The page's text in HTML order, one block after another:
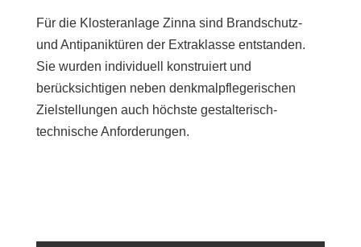
Für die Klosteranlage Zinna sind Brandschutz-
und Antipaniktüren der Extraklasse entstanden.
Sie wurden individuell konstruiert und
berücksichtigen neben denkmalpflegerischen
Zielstellungen auch höchste gestalterisch-
technische Anforderungen.